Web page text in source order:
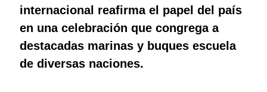
internacional reafirma el papel del país
en una celebración que congrega a
destacadas marinas y buques escuela
de diversas naciones.